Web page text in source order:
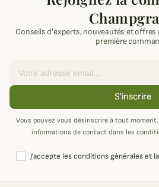
Conseils d'experts, nouveautés et
première
S'inscrire
Vous pouvez vous désinscrire à tout
informations de contact dans les
J'accepte les conditions générales et